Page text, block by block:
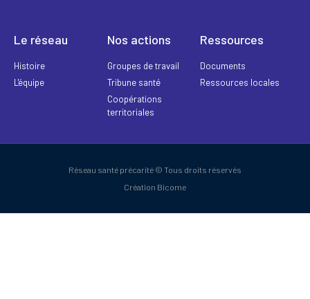
Le réseau
Histoire
L'équipe
Nos actions
Groupes de travail
Tribune santé
Coopérations
territoriales
Ressources
Documents
Ressources locales
Réseau santé précarité © Tous droits réservés
Création Bicome